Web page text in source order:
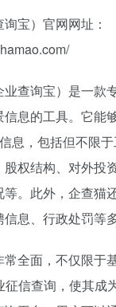
宝）官网网址：
查询宝）是一款
息的工具。它能
息，包括但不限
权结构、对外投
。此外，企查猫
息、行政处罚等
全面，不仅限于
征信查询，使其成